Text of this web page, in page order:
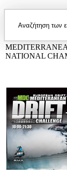
NATIONAL